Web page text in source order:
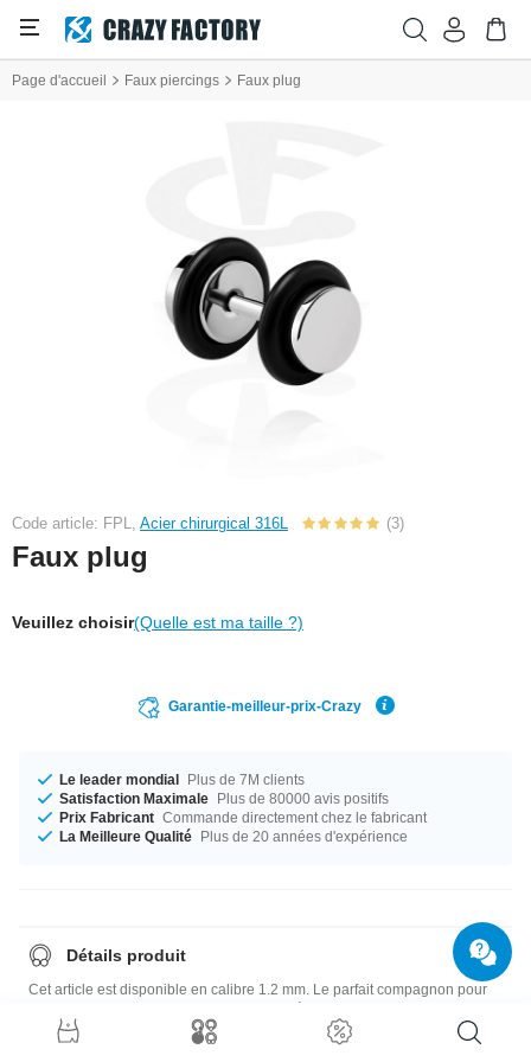
Page d'accueil Faux piercings Faux plug
Code article: FPL, Acier chirurgical 316L (3)
Faux plug
Veuillez choisir(Quelle est ma taille ?)
Garantie-meilleur-prix-Crazy
Le leader mondial Plus de 7M clients
Satisfaction Maximale Plus de 80000 avis positifs
Prix Fabricant Commande directement chez le fabricant
La Meilleure Qualité Plus de 20 années d'expérience
Détails produit
Cet article est disponible en calibre 1.2 mm. Le parfait compagnon pour
toutes les occasions... disponible du diamètre 3 mm au 10 mm. Un
superbe tout frais sorti de notre production dans une qualité imbattable.
Commande le tien dès maintenant !